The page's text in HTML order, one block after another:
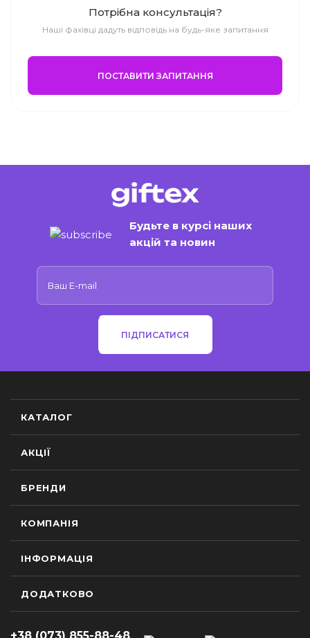
Потрібна консультація?
Наші фахівці дадуть відповідь на будь-яке запитання
ПОСТАВИТИ ЗАПИТАННЯ
Будьте в курсі наших
акцій та новин
ПІДПИСАТИСЯ
КАТАЛОГ
АКЦІЇ
БРЕНДИ
КОМПАНІЯ
ІНФОРМАЦІЯ
ДОДАТКОВО